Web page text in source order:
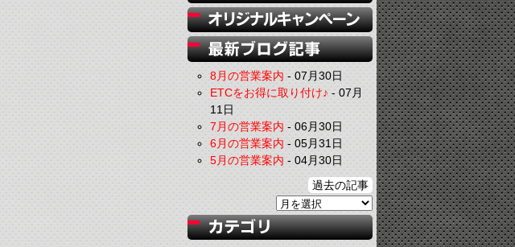
8月の営業案内-07月30日
ETCをお得に取り付け♪-07月
11日
7月の営業案内-06月30日
6月の営業案内-05月31日
5月の営業案内-04月30日
過去の記事